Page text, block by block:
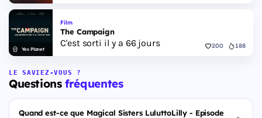
Yes Planet
Film
The Campaign
C'est sorti il y a 66 jours 200 188
LE SAVIEZ-VOUS ?
Questionsfréquentes
Quand est-ce que Magical Sisters LuluttoLilly - Episode